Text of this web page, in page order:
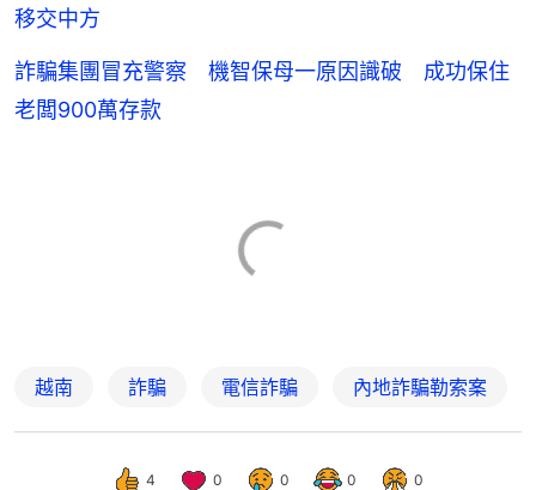
移交中方
詐騙集團冒充警察 機智保母一原因識破 成功保住
老闆900萬存款
越南 詐騙 電信詐騙 內地詐騙勒索案
4 0 0 0 0